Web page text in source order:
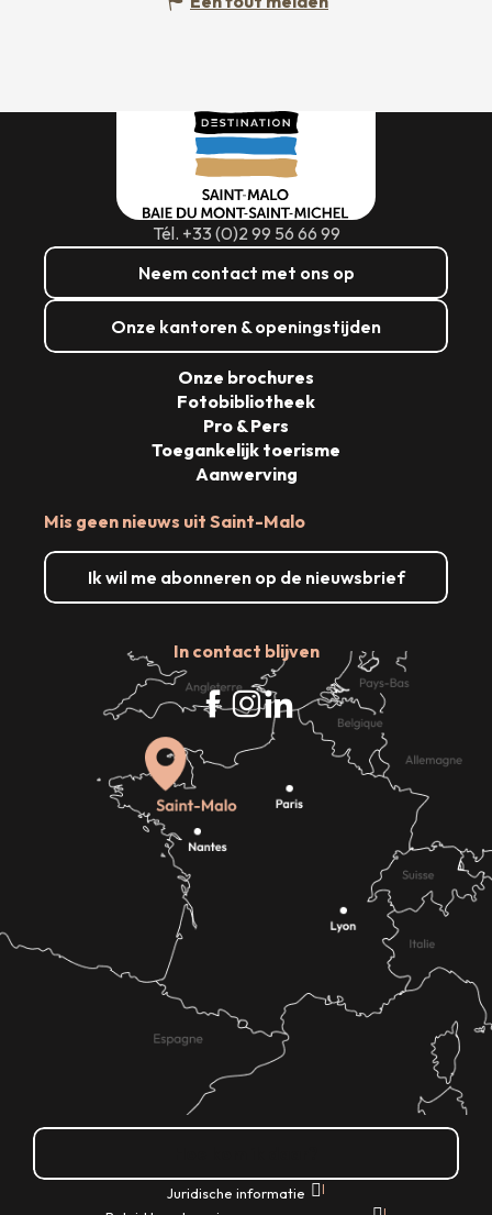
Tél. +33 (0)2 99 56 66 99
Neem contact met ons op
Onze kantoren & openingstijden
Mis geen nieuws uit Saint-Malo
Ik wil me abonneren op de nieuwsbrief
In contact blijven
Onze brochures
Fotobibliotheek
Pro & Pers
Toegankelijk toerisme
Aanwerving
Juridische informatie |